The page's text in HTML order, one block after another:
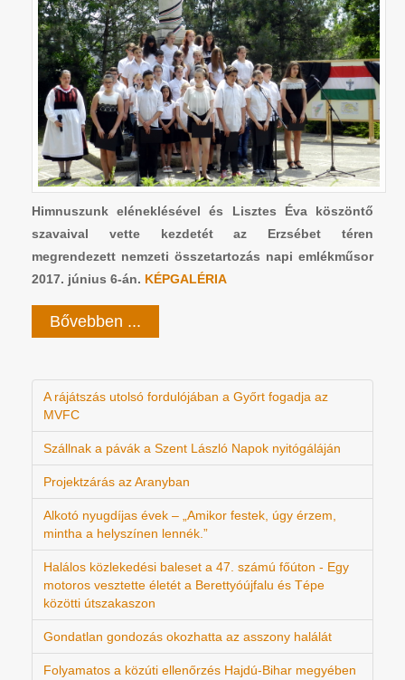
Himnuszunk eléneklésével és Lisztes Éva köszöntő
szavaival vette kezdetét az Erzsébet téren
megrendezett nemzeti összetartozás napi emlékműsor
2017. június 6-án. KÉPGALÉRIA
Bővebben ...
A rájátszás utolsó fordulójában a Győrt fogadja az
MVFC
Szállnak a pávák a Szent László Napok nyitógáláján
Projektzárás az Aranyban
Alkotó nyugdíjas évek – „Amikor festek, úgy érzem,
mintha a helyszínen lennék.”
Halálos közlekedési baleset a 47. számú főúton - Egy
motoros vesztette életét a Berettyóújfalu és Tépe
közötti útszakaszon
Gondatlan gondozás okozhatta az asszony halálát
Folyamatos a közúti ellenőrzés Hajdú-Bihar megyében